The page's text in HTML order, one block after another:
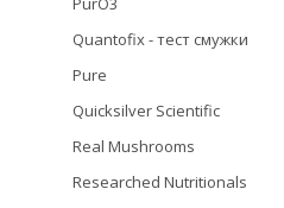
Quantofix - тест смужки
Pure
Quicksilver Scientific
Real Mushrooms
Researched Nutritionals